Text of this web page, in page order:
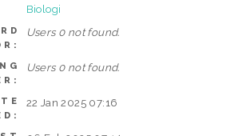
Biologi
Users 0 not found.
Users 0 not found.
22 Jan 2025 07:16